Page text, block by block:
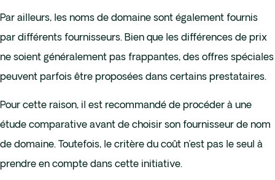
Par ailleurs, les noms de domaine sont également fournis
par différents fournisseurs. Bien que les différences de prix
ne soient généralement pas frappantes, des offres spéciales
peuvent parfois être proposées dans certains prestataires.
Pour cette raison, il est recommandé de procéder à une
étude comparative avant de choisir son fournisseur de nom
de domaine. Toutefois, le critère du coût n’est pas le seul à
prendre en compte dans cette initiative.